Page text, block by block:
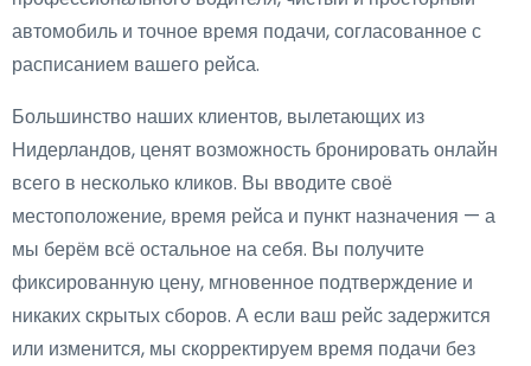
автомобиль и точное время подачи, согласованное с
расписанием вашего рейса.
Большинство наших клиентов, вылетающих из
Нидерландов, ценят возможность бронировать онлайн
всего в несколько кликов. Вы вводите своё
местоположение, время рейса и пункт назначения — а
мы берём всё остальное на себя. Вы получите
фиксированную цену, мгновенное подтверждение и
никаких скрытых сборов. А если ваш рейс задержится
или изменится, мы скорректируем время подачи без